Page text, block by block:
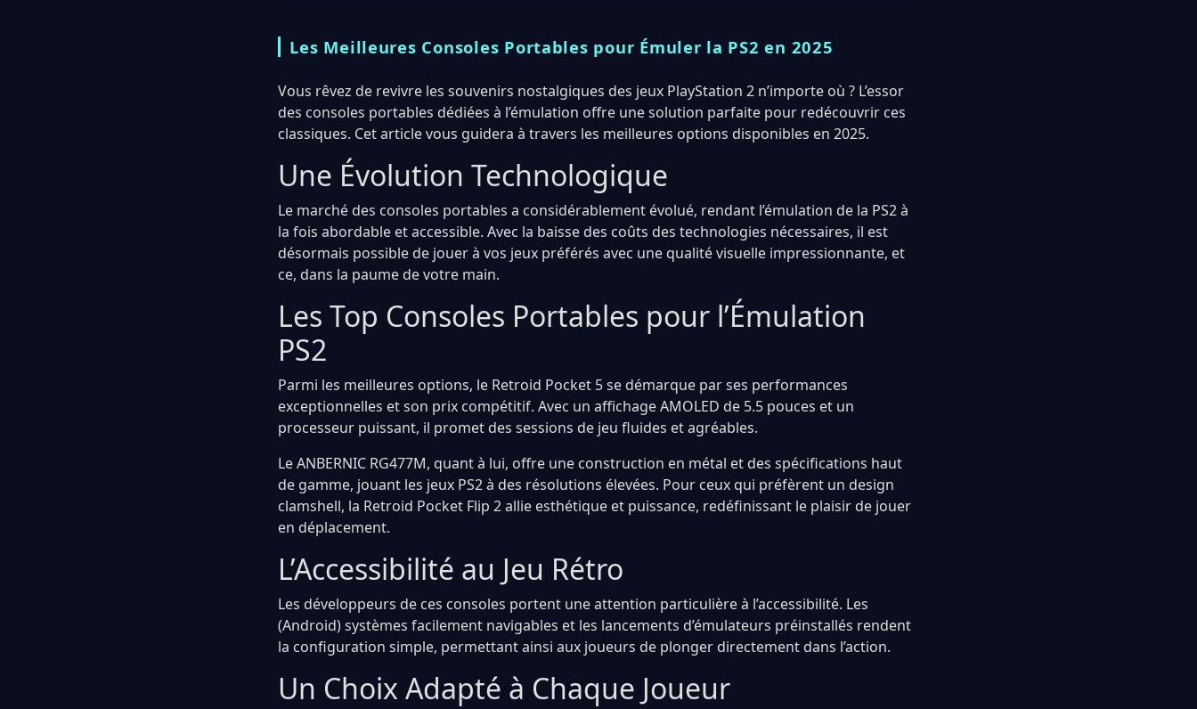
Les Meilleures Consoles Portables pour Émuler la PS2 en 2025
Vous rêvez de revivre les souvenirs nostalgiques des jeux PlayStation 2 n’importe où ? L’essor
des consoles portables dédiées à l’émulation offre une solution parfaite pour redécouvrir ces
classiques. Cet article vous guidera à travers les meilleures options disponibles en 2025.
Une Évolution Technologique
Le marché des consoles portables a considérablement évolué, rendant l’émulation de la PS2 à
la fois abordable et accessible. Avec la baisse des coûts des technologies nécessaires, il est
désormais possible de jouer à vos jeux préférés avec une qualité visuelle impressionnante, et
ce, dans la paume de votre main.
Les Top Consoles Portables pour l’Émulation
PS2
Parmi les meilleures options, le Retroid Pocket 5 se démarque par ses performances
exceptionnelles et son prix compétitif. Avec un affichage AMOLED de 5.5 pouces et un
processeur puissant, il promet des sessions de jeu fluides et agréables.
Le ANBERNIC RG477M, quant à lui, offre une construction en métal et des spécifications haut
de gamme, jouant les jeux PS2 à des résolutions élevées. Pour ceux qui préfèrent un design
clamshell, la Retroid Pocket Flip 2 allie esthétique et puissance, redéfinissant le plaisir de jouer
en déplacement.
L’Accessibilité au Jeu Rétro
Les développeurs de ces consoles portent une attention particulière à l’accessibilité. Les
(Android) systèmes facilement navigables et les lancements d’émulateurs préinstallés rendent
la configuration simple, permettant ainsi aux joueurs de plonger directement dans l’action.
Un Choix Adapté à Chaque Joueur